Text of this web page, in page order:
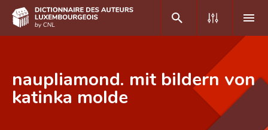
naupliamond. mit bildern von
katinka molde